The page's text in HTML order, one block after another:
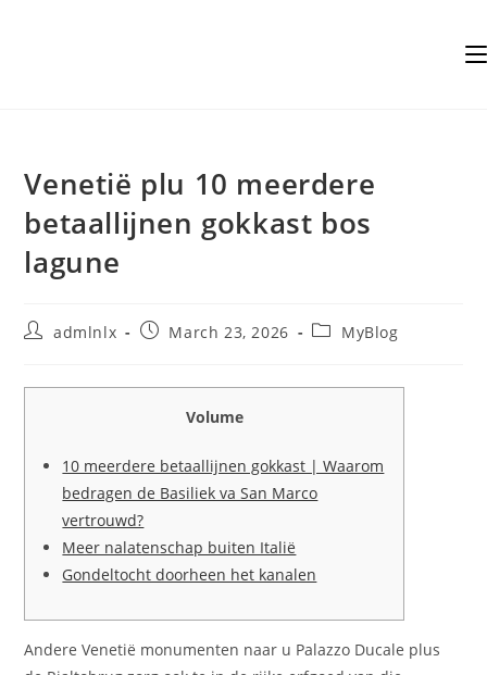
Venetië plu 10 meerdere
betaallijnen gokkast bos
lagune
Postadmlnlx
PostMarch 23, 2026
PostMyBlog
Volume
10 meerdere betaallijnen gokkast | Waarom
bedragen de Basiliek va San Marco
vertrouwd?
Meer nalatenschap buiten Italië
Gondeltocht doorheen het kanalen
Andere Venetië monumenten naar u Palazzo Ducale plus